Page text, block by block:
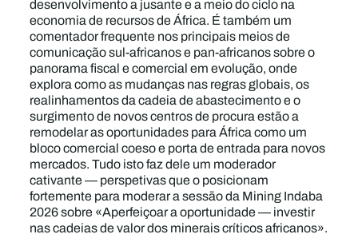
desenvolvimento a jusante e a meio do ciclo na
economia de recursos de África. É também um
comentador frequente nos principais meios de
comunicação sul-africanos e pan-africanos sobre o
panorama fiscal e comercial em evolução, onde
explora como as mudanças nas regras globais, os
realinhamentos da cadeia de abastecimento e o
surgimento de novos centros de procura estão a
remodelar as oportunidades para África como um
bloco comercial coeso e porta de entrada para novos
mercados. Tudo isto faz dele um moderador
cativante — perspetivas que o posicionam
fortemente para moderar a sessão da Mining Indaba
2026 sobre «Aperfeiçoar a oportunidade — investir
nas cadeias de valor dos minerais críticos africanos».